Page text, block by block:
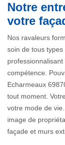
Notre
votre
Nos ravaleurs
soin de tous
compétence.
Echarmeaux
tout moment.
votre mode de
image de
façade et murs